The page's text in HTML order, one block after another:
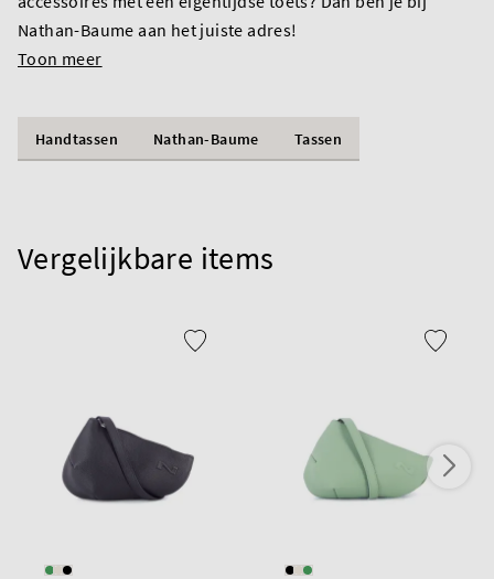
Nathan-Baume aan het juiste adres!
Toon meer
Handtassen Nathan-Baume Tassen
Vergelijkbare items